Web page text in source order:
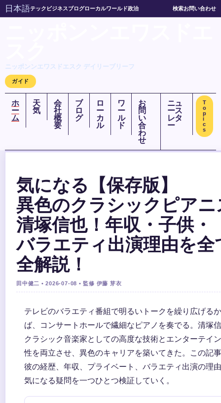
日本語テック ビジネスブログローカルワールド政治 検索お問い合わせ
ニッポンンエワスドエスク デイリーブリーフ
ガイド
ホ
ー
ム
天
気
会
社
概
要
ブ
ロ
グ
ロ
ー
カ
ル
ワ
ー
ル
ド
お
問
い
合
わ
せ
ニュ
ース
レタ
ー
T
o
p
i
c
s
気になる【保存版】
異色のクラシックピアニ
清塚信也！年収・子供・
バラエティ出演理由を全
全解説！
田中健二 • 2026-07-08 • 監修 伊藤 芽衣
テレビのバラエティ番組で明るいトークを繰り広げる
ば、コンサートホールで繊細なピアノを奏でる。清塚
クラシック音楽家としての高度な技術とエンターテイ
性を両立させ、異色のキャリアを築いてきた。この記
彼の経歴、年収、プライベート、バラエティ出演の理
気になる疑問を一つひとつ検証していく。